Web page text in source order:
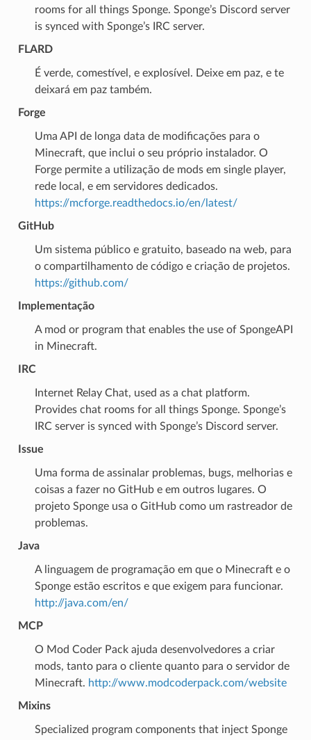
rooms for all things Sponge. Sponge’s Discord server
is synced with Sponge’s IRC server.
FLARD
É verde, comestível, e explosível. Deixe em paz, e te
deixará em paz também.
Forge
Uma API de longa data de modificações para o
Minecraft, que inclui o seu próprio instalador. O
Forge permite a utilização de mods em single player,
rede local, e em servidores dedicados.
https://mcforge.readthedocs.io/en/latest/
GitHub
Um sistema público e gratuito, baseado na web, para
o compartilhamento de código e criação de projetos.
https://github.com/
Implementação
A mod or program that enables the use of SpongeAPI
in Minecraft.
IRC
Internet Relay Chat, used as a chat platform.
Provides chat rooms for all things Sponge. Sponge’s
IRC server is synced with Sponge’s Discord server.
Issue
Uma forma de assinalar problemas, bugs, melhorias e
coisas a fazer no GitHub e em outros lugares. O
projeto Sponge usa o GitHub como um rastreador de
problemas.
Java
A linguagem de programação em que o Minecraft e o
Sponge estão escritos e que exigem para funcionar.
http://java.com/en/
MCP
O Mod Coder Pack ajuda desenvolvedores a criar
mods, tanto para o cliente quanto para o servidor de
Minecraft. http://www.modcoderpack.com/website
Mixins
Specialized program components that inject Sponge